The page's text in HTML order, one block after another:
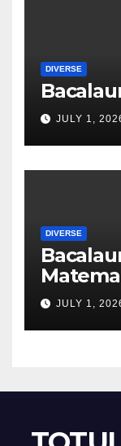
DIVERSE
JULY 1,
DIVERSE
JULY 1,